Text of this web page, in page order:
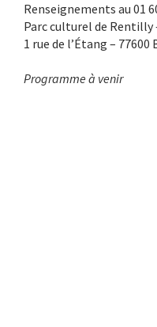
Renseignements au 01
Parc culturel de Rentilly
1 rue de l’Étang –
Programme à venir